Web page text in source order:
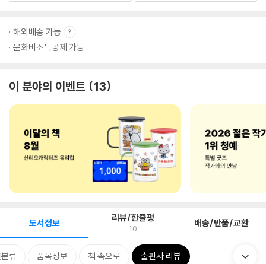
해외배송 가능
문화비소득공제 가능
이 분야의 이벤트 13
도서정보 리뷰/한줄평
10 배송/반품/교환
류 품목정보 책 속으로 출판사 리뷰